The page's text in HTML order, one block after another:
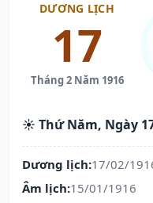
DƯƠNG LỊCH
17
Tháng 2 Năm 1916
☀️ Thứ Năm, Ngày
Dương lịch:17/02/
Âm lịch:15/01/1916